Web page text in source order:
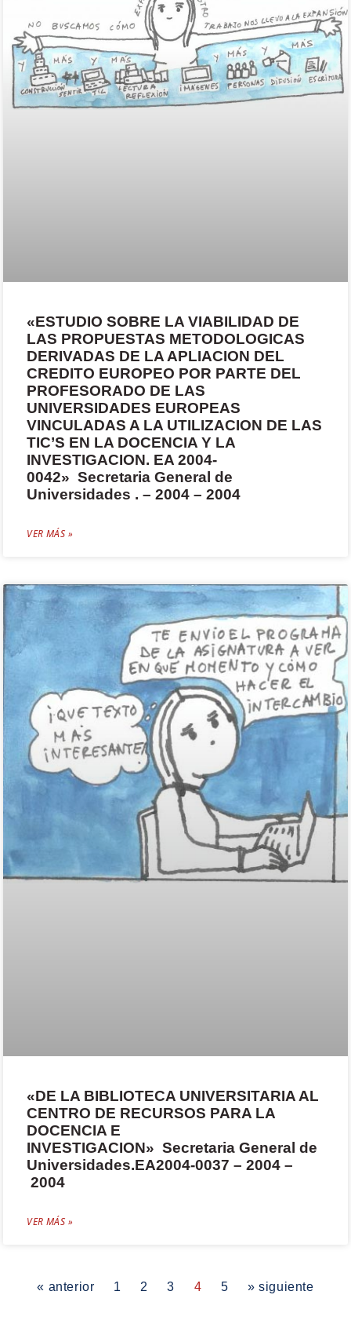
«ESTUDIO SOBRE LA VIABILIDAD DE
LAS PROPUESTAS METODOLOGICAS
DERIVADAS DE LA APLIACION DEL
CREDITO EUROPEO POR PARTE DEL
PROFESORADO DE LAS
UNIVERSIDADES EUROPEAS
VINCULADAS A LA UTILIZACION DE LAS
TIC’S EN LA DOCENCIA Y LA
INVESTIGACION. EA 2004-
0042» Secretaria General de
Universidades . – 2004 – 2004
VER MÁS »
«DE LA BIBLIOTECA UNIVERSITARIA AL
CENTRO DE RECURSOS PARA LA
DOCENCIA E
INVESTIGACION» Secretaria General de
Universidades.EA2004-0037 – 2004 –
2004
VER MÁS »
« anterior 1 2 3 4 5 » siguiente